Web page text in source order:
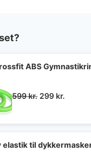
ABS
599kr. Den
599 kr..
299 kr.
299
elastik til